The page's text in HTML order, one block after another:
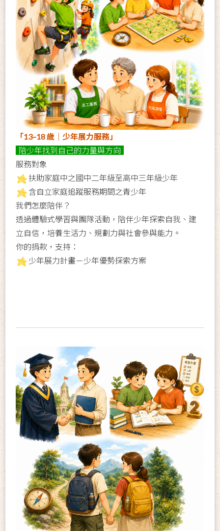
「13–18 歲｜少年展力服務」
陪少年找到自己的力量與方向
服務對象
扶助家庭中之國中二年級至高中三年級少年
含自立家庭追蹤服務期間之青少年
我們怎麼陪伴？
透過體驗式學習與團隊活動，陪伴少年探索自我、建
立自信，培養生活力、規劃力與社會參與能力。
你的捐款，支持：
少年展力計畫－少年優勢探索方案